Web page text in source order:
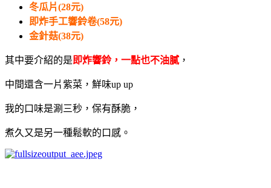
冬瓜片(28元)
即炸手工響鈴卷(58元)
金針菇(38元)
其中要介紹的是 即炸響鈴，一點也不油膩，
中間還含一片紫菜，鮮味up up
我的口味是涮三秒，保有酥脆，
煮久又是另一種鬆軟的口感。